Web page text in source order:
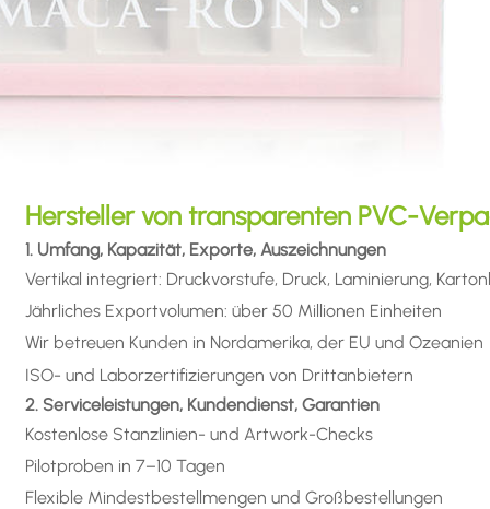
Hersteller von transparenten PVC-
1. Umfang, Kapazität, Exporte, Auszeichnungen
Vertikal integriert: Druckvorstufe, Druck, Laminierung,
Jährliches Exportvolumen: über 50 Millionen Einheiten
Wir betreuen Kunden in Nordamerika, der EU und Ozeanien
ISO- und Laborzertifizierungen von Drittanbietern
2. Serviceleistungen, Kundendienst, Garantien
Kostenlose Stanzlinien- und Artwork-Checks
Pilotproben in 7–10 Tagen
Flexible Mindestbestellmengen und Großbestellungen